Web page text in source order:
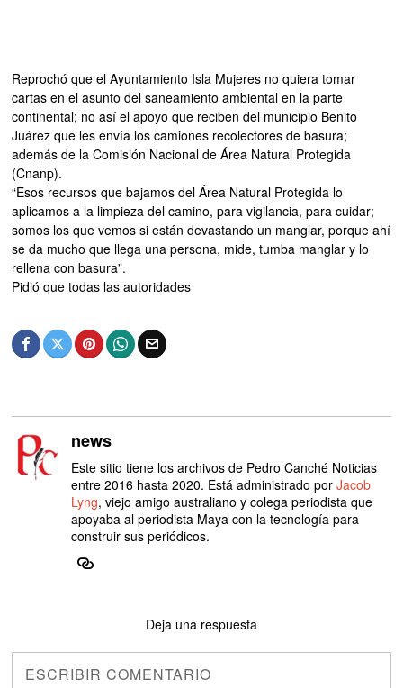
Reprochó que el Ayuntamiento Isla Mujeres no quiera tomar
cartas en el asunto del saneamiento ambiental en la parte
continental; no así el apoyo que reciben del municipio Benito
Juárez que les envía los camiones recolectores de basura;
además de la Comisión Nacional de Área Natural Protegida
(Cnanp).
“Esos recursos que bajamos del Área Natural Protegida lo
aplicamos a la limpieza del camino, para vigilancia, para cuidar;
somos los que vemos si están devastando un manglar, porque ahí
se da mucho que llega una persona, mide, tumba manglar y lo
rellena con basura”.
Pidió que todas las autoridades
news
Este sitio tiene los archivos de Pedro Canché Noticias
entre 2016 hasta 2020. Está administrado porJacob
Lyng, viejo amigo australiano y colega periodista que
apoyaba al periodista Maya con la tecnología para
construir sus periódicos.
Deja una respuesta